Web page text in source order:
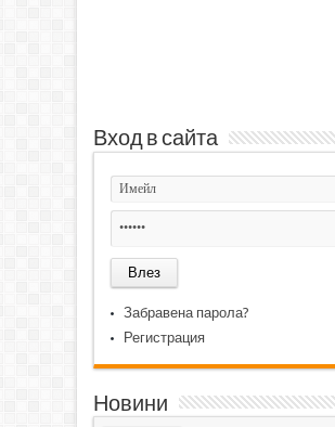
Вход в сайта
Забравена парола?
Регистрация
Новини